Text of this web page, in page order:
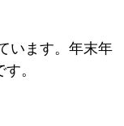
います。年末年
。